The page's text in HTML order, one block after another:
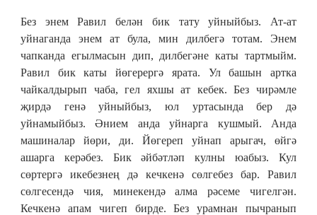
Без энем Равил белән бик тату уйныйбыз. Ат-ат
уйнаганда энем ат була, мин дилбегә тотам. Энем
чапканда егылмасын дип, дилбегәне каты тартмыйм.
Равил бик каты йөгерергә ярата. Ул башын артка
чайкалдырып чаба, гел яхшы ат кебек. Без чирәмле
җирдә генә уйныйбыз, юл уртасында бер дә
уйнамыйбыз. Әнием анда уйнарга кушмый. Анда
машиналар йөри, ди. Йөгереп уйнап арыгач, өйгә
ашарга керәбез. Бик әйбәтләп кулны юабыз. Кул
сөртергә икебезнең дә кечкенә сөлгебез бар. Равил
сөлгесендә чия, минекендә алма рәсеме чигелгән.
Кечкенә апам чигеп бирде. Без урамнан пычранып